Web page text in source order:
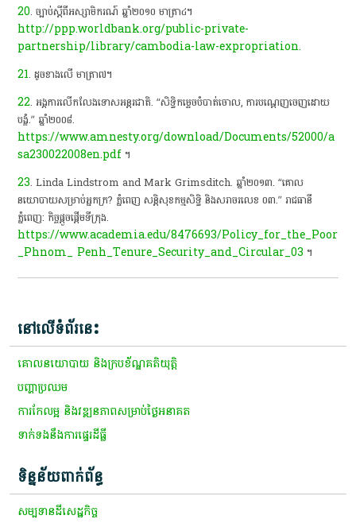
20. ច្បាប់ស្តីពីអស្សាមិករណ៍ ឆ្នាំ២០១០ មាត្រា៤។
http://ppp.worldbank.org/public-private-
partnership/library/cambodia-law-expropriation.
21. ដូចខាងលើ មាត្រា៧។
22. អង្គការលើកលែងទោសអន្តរជាតិ. “សិទិ្ធកម្ទេចបំបាត់ចោល, ការបណ្តេញចេញ​ដោយ
បង្ខំ.” ឆ្នាំ២០០៨.
https://www.amnesty.org/download/Documents/52000/a
sa230022008en.pdf។
23. Linda Lindstrom and Mark Grimsditch. ឆ្នាំ២០១៣. “គោល
នយោបាយ​សម្រាប់អ្នកក្រ? ភ្នំពេញ សន្តិសុខកម្មសិទ្ធិ និងសរាចរលេខ ០៣.” រាជធានី​
ភ្នំពេញ: កិច្ចផ្តួចផ្តើមទីក្រុង.
https://www.academia.edu/8476693/Policy_for_the_Poor
_Phnom_ Penh_Tenure_Security_and_Circular_03 ។
នៅលើទំព័រនេះ
គោលនយោបាយ និងក្របខ័ណ្ឌគតិយុត្តិ
​បញ្ហាប្រឈម​
ការកែលម្អ និង​វឌ្ឍនភាពសម្រាប់​ថ្ងៃ​អនាគត
ទាក់ទងនឹងការផ្ទេរដីធ្លី
ទិន្នន័យពាក់ព័ន្ធ
សម្បទានដីសេដ្ឋកិច្ច